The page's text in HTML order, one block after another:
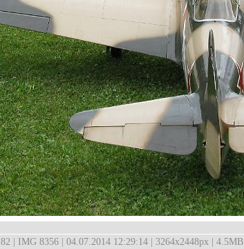
82 | IMG 8356 | 04.07.2014 12:29:14 | 3264x2448px | 4.5MB